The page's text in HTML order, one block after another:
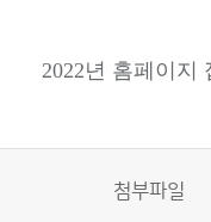
2022년 홈페이지
첨부파일